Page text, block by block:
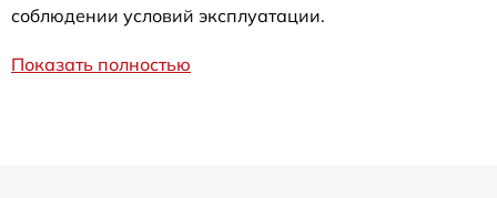
соблюдении условий эксплуатации.
Показать полностью